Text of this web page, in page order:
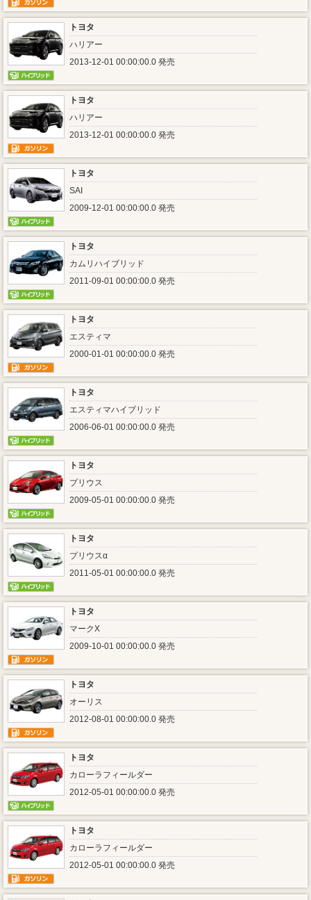
トヨタ
ハリアー
2013-12-01 00:00:00.0 発売
トヨタ
ハリアー
2013-12-01 00:00:00.0 発売
トヨタ
SAI
2009-12-01 00:00:00.0 発売
トヨタ
カムリハイブリッド
2011-09-01 00:00:00.0 発売
トヨタ
エスティマ
2000-01-01 00:00:00.0 発売
トヨタ
エスティマハイブリッド
2006-06-01 00:00:00.0 発売
トヨタ
プリウス
2009-05-01 00:00:00.0 発売
トヨタ
プリウスα
2011-05-01 00:00:00.0 発売
トヨタ
マークX
2009-10-01 00:00:00.0 発売
トヨタ
オーリス
2012-08-01 00:00:00.0 発売
トヨタ
カローラフィールダー
2012-05-01 00:00:00.0 発売
トヨタ
カローラフィールダー
2012-05-01 00:00:00.0 発売